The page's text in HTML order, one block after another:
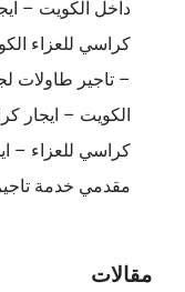
داخل الكويت –
كراسي للعزاء
– تاجير طاولات
الكويت – ايجار
كراسي للعزاء –
مقدمي خدمة
مقالات